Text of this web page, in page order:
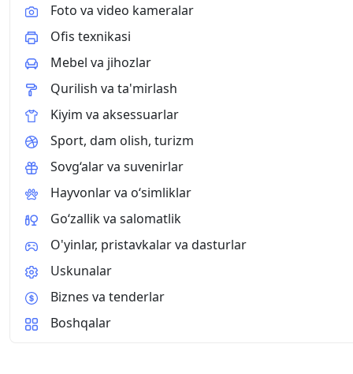
Foto va video kameralar
Ofis texnikasi
Mebel va jihozlar
Qurilish va ta'mirlash
Kiyim va aksessuarlar
Sport, dam olish, turizm
Sovg‘alar va suvenirlar
Hayvonlar va o‘simliklar
Go‘zallik va salomatlik
O'yinlar, pristavkalar va dasturlar
Uskunalar
Biznes va tenderlar
Boshqalar